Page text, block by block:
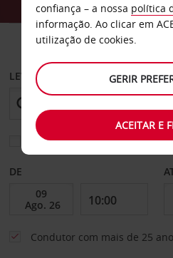
CARRO
LEVANTAR EM
Escolher uma estação de
DE
Condutor com mais de 25
confiança – a nossa política
informação. Ao clicar em
utilização de cookies.
GERIR
ACEITAR E